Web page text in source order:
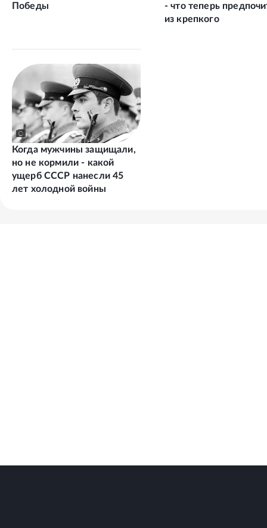
Победы
Когда мужчины защищали,
но не кормили - какой
ущерб СССР нанесли 45
лет холодной войны
- что теперь
из крепкого